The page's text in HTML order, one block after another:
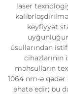
laser
keyfiyyət
üsullarından
məhsulların
1064 nm-ə
əhatə edir; bu